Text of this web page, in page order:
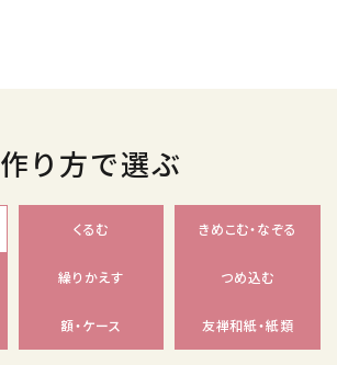
作り方で選ぶ
くるむ きめこむ・なぞる
繰りかえす つめ込む
額・ケース 友禅和紙・紙類